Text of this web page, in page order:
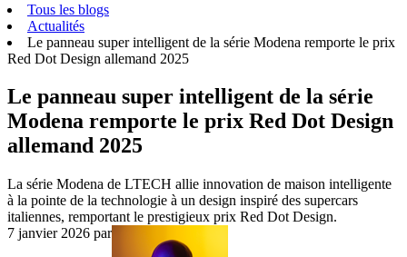
Tous les blogs
Actualités
Le panneau super intelligent de la série Modena remporte le prix
Red Dot Design allemand 2025
Le panneau super intelligent de la série
Modena remporte le prix Red Dot Design
allemand 2025
La série Modena de LTECH allie innovation de maison intelligente
à la pointe de la technologie à un design inspiré des supercars
italiennes, remportant le prestigieux prix Red Dot Design.
7 janvier 2026 par